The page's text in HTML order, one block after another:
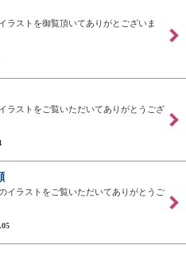
ラストを御覧頂いてありがとございま
ラストをご覧いただいてありがとうござ
イラストをご覧いただいてありがとうご